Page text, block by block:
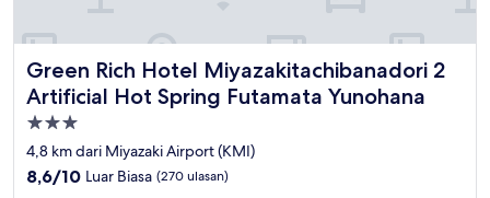
Green Rich Hotel Miyazakitachibanadori 2
Artificial Hot Spring Futamata Yunohana
Green Rich Hotel Miyazakitachibanadori 2 Artificial Hot
Properti
bintang
3.0
4,8 km dari Miyazaki Airport (KMI)
8.6
8,6/10 Luar Biasa (270 ulasan)